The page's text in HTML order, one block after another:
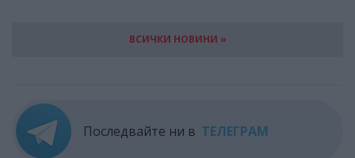
ВСИЧКИ НОВИНИ »
Последвайте ни в ТЕЛЕГРАМ